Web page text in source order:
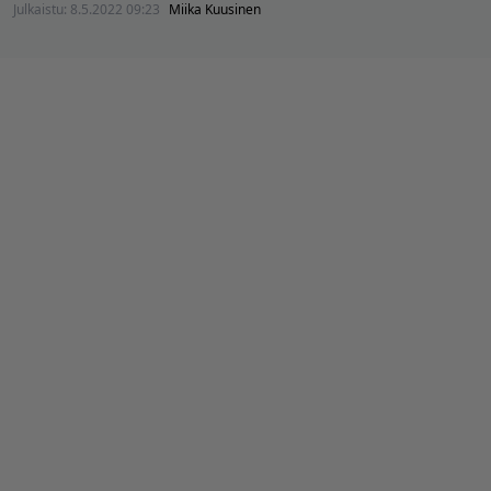
Julkaistu: 8.5.2022 09:23 Miika Kuusinen